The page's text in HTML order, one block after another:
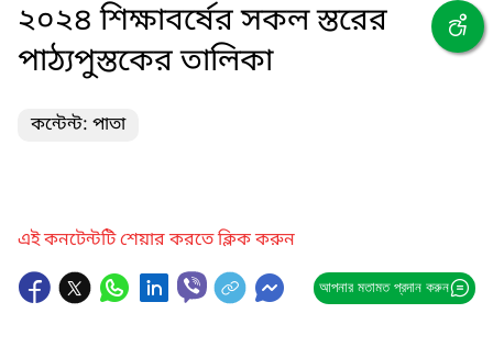
২০২৪ শিক্ষাবর্ষের সকল স্তরের
পাঠ্যপুস্তকের তালিকা
কন্টেন্ট: পাতা
এই কনটেন্টটি শেয়ার করতে ক্লিক করুন
আপনার মতামত প্রদান করুন